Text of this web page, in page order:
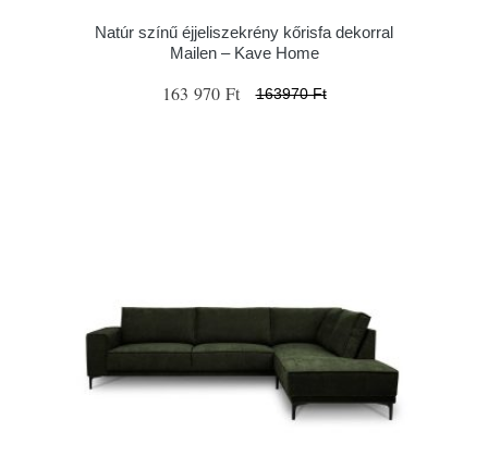
Natúr színű éjjeliszekrény kőrisfa dekorral
Mailen – Kave Home
163 970 Ft 163970 Ft